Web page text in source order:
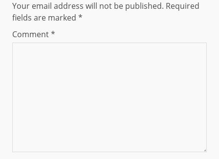
Your email address will not be published. Required
fields are marked *
Comment*